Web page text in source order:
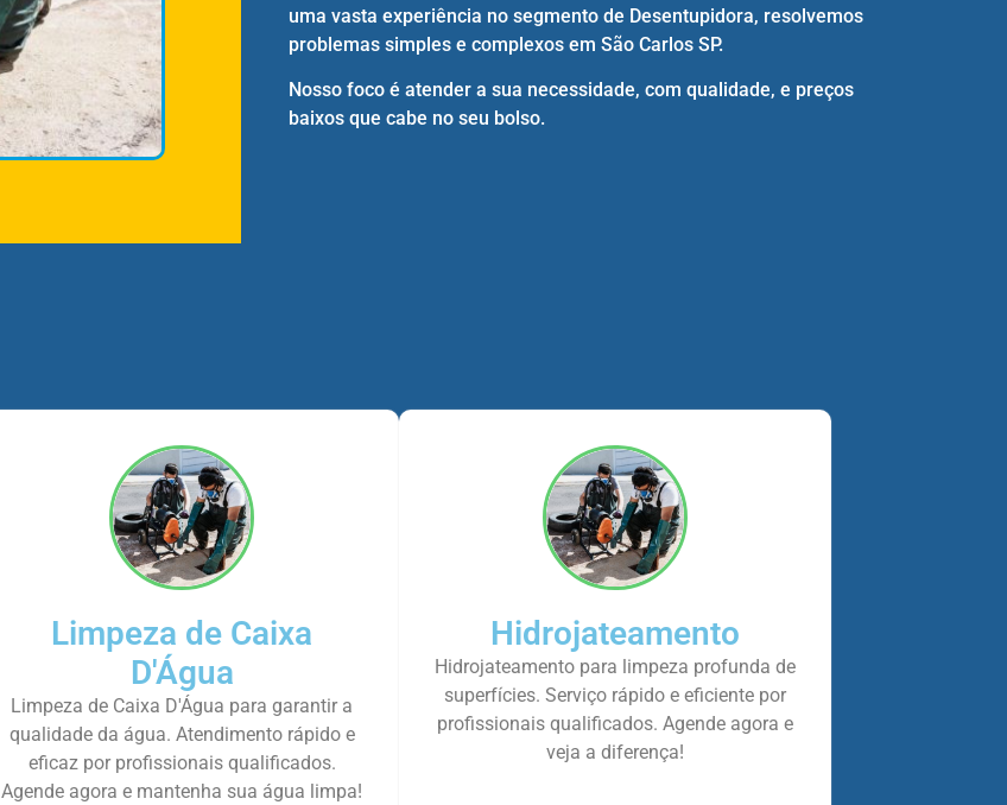
uma vasta experiência no segmento de Desentupidora, resolvemos
problemas simples e complexos em São Carlos SP.
Nosso foco é atender a sua necessidade, com qualidade, e preços
baixos que cabe no seu bolso.
Limpeza de Caixa
D'Água
Limpeza de Caixa D'Água para garantir a
qualidade da água. Atendimento rápido e
eficaz por profissionais qualificados.
Agende agora e mantenha sua água limpa!
Hidrojateamento
Hidrojateamento para limpeza profunda de
superfícies. Serviço rápido e eficiente por
profissionais qualificados. Agende agora e
veja a diferença!